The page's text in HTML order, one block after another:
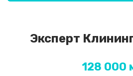
Эксперт
128 000